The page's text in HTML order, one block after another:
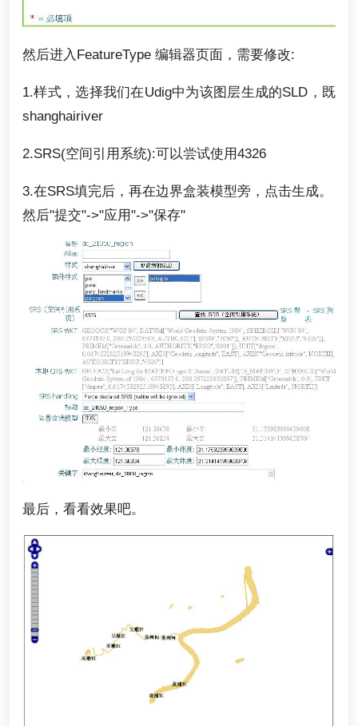
然后进入FeatureType 编辑器页面，需要修改:
1.样式，选择我们在Udig中为该图层生成的SLD，既
shanghairiver
2.SRS(空间引用系统):可以尝试使用4326
3.在SRS填完后，再在边界盒装模型旁，点击生成。
然后"提交"->"应用"->"保存"
最后，看看效果吧。